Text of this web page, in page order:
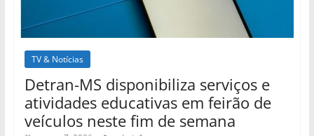
TV & Notícias
Detran-MS disponibiliza serviços e
atividades educativas em feirão de
veículos neste fim de semana